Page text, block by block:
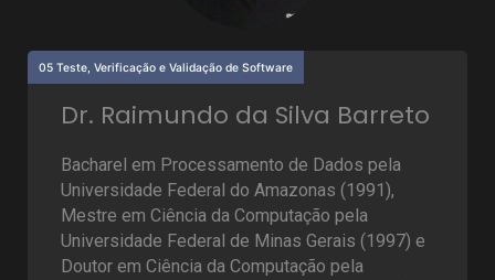
Dr. Raimundo da Silva Barreto
Bacharel em Processamento de Dados pela
Universidade Federal do Amazonas (1991),
Mestre em Ciência da Computação pela
Universidade Federal de Minas Gerais (1997) e
Doutor em Ciência da Computação pela
05 Teste, Verificação e Validação de Software